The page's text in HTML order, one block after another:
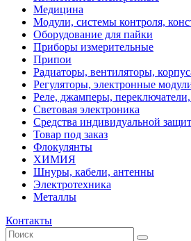
Медицина
Модули, системы контроля,
Оборудование для пайки
Приборы измерительные
Припои
Радиаторы, вентиляторы,
Регуляторы, электронные
Реле, джамперы,
Световая электроника
Средства индивидуальной
Товар под заказ
Флокулянты
ХИМИЯ
Шнуры, кабели, антенны
Электротехника
Металлы
Контакты